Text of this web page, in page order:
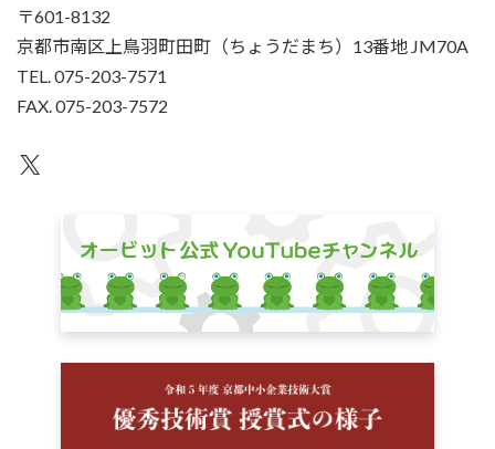
〒601-8132
京都市南区上鳥羽町田町（ちょうだまち）13番地 JM70A
TEL. 075-203-7571
FAX. 075-203-7572
X